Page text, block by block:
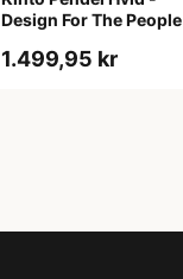
Design For The People
1.499,95 kr